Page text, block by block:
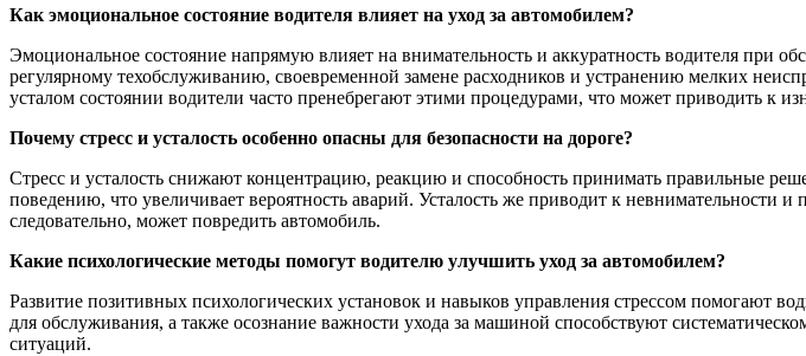
Как эмоциональное состояние водителя влияет на уход за автомобилем?
Эмоциональное состояние напрямую влияет на внимательность и аккуратность водителя при
регулярному техобслуживанию, своевременной замене расходников и устранению мелких
усталом состоянии водители часто пренебрегают этими процедурами, что может приводить к
Почему стресс и усталость особенно опасны для безопасности на дороге?
Стресс и усталость снижают концентрацию, реакцию и способность принимать правильные
поведению, что увеличивает вероятность аварий. Усталость же приводит к
следовательно, может повредить автомобиль.
Какие психологические методы помогут водителю улучшить уход за автомобилем?
Развитие позитивных психологических установок и навыков управления стрессом помогают
для обслуживания, а также осознание важности ухода за машиной способствуют
ситуаций.